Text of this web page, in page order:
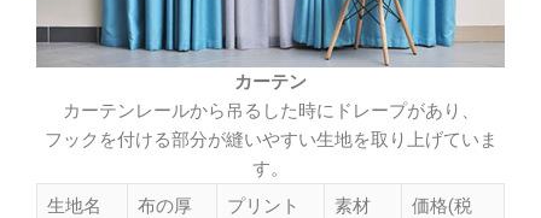
カーテン
カーテンレールから吊るした時にドレープがあり、
フックを付ける部分が縫いやすい生地を取り上げていま
す。
生地名
布の厚
プリント
素材
価格(税